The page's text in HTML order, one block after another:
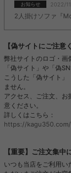
お知らせ 2022/
2人掛けソファ『
【偽サイトにご注意
弊社サイトのロゴ・
「偽サイト」や「偽
こうした「偽サイト
ません。
アクセス、ご注文、お
意ください。
詳しくはこちら：
https://
【重要】ご注文集
いつも当店をご利用い